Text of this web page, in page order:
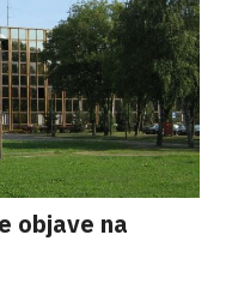
objave na